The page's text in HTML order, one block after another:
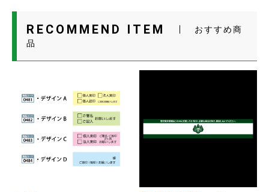
RECOMMEND ITEM
おすすめ商
品